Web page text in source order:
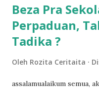
Beza Pra
Perpaduan,
Tadika ?
Oleh Rozita Ceritaita
assalamualaikum semua,